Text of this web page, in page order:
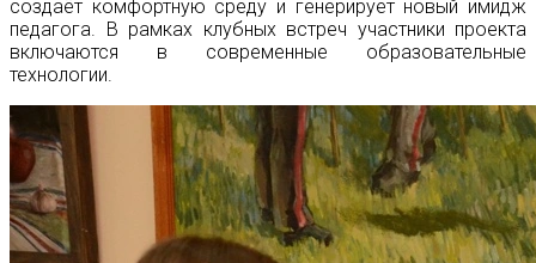
создаёт комфортную среду и генерирует новый имидж
педагога. В рамках клубных встреч участники проекта
включаются в современные образовательные
технологии.